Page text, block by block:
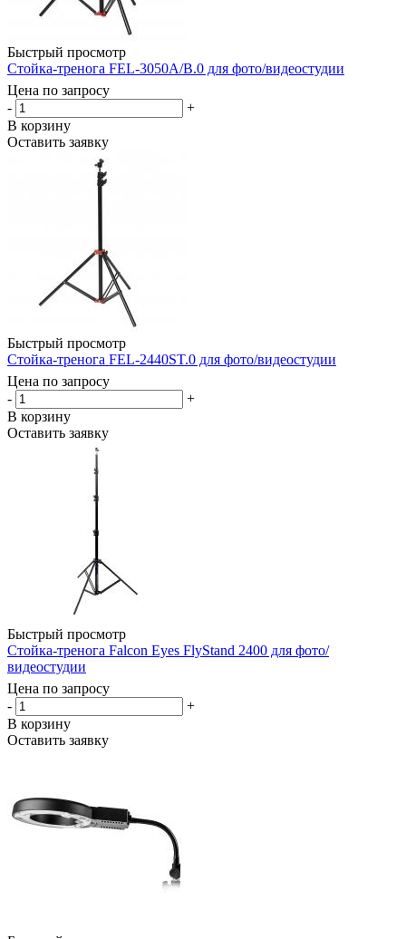
Быстрый просмотр
Стойка-тренога FEL-3050A/B.0 для фото/видеостудии
Цена по запросу
-
+
В корзину
Оставить заявку
Быстрый просмотр
Стойка-тренога FEL-2440ST.0 для фото/видеостудии
Цена по запросу
-
+
В корзину
Оставить заявку
Быстрый просмотр
Стойка-тренога Falcon Eyes FlyStand 2400 для фото/
видеостудии
Цена по запросу
-
+
В корзину
Оставить заявку